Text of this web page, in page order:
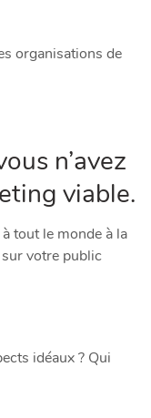
organisations de
n’avez
viable.
tout le monde à la
votre public
idéaux ? Qui